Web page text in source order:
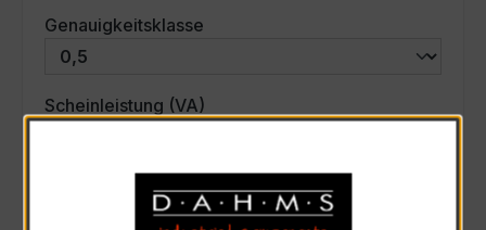
Genauigkeitsklasse
Scheinleistung (VA)
Auswahl zurücksetzen